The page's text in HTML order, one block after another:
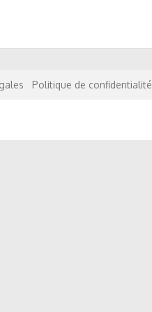
Politique de confidentialité